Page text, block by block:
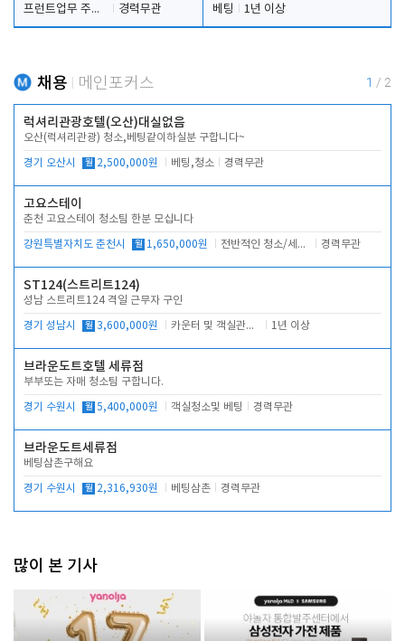
프런트업무 주간, 야간
경력무관
베팅
1년 이상
채용 메인포커스 1 / 2
럭셔리관광호텔(오산)대실없음
오산(럭셔리관광) 청소,베팅같이하실분 구합니다~
경기 오산시 월 2,500,000원 베팅,청소 경력무관
고요스테이
춘천 고요스테이 청소팀 한분 모십니다
강원특별자치도 춘천시 월 1,650,000원 전반적인 청소/세탁업무 경력무관
ST124(스트리트124)
성남 스트리트124 격일 근무자 구인
경기 성남시 월 3,600,000원 카운터 및 객실관리 전반 1년 이상
브라운도트호텔 세류점
부부또는 자매 청소팀 구합니다.
경기 수원시 월 5,400,000원 객실청소및 베팅 경력무관
브라운도트세류점
베팅삼촌구해요
경기 수원시 월 2,316,930원 베팅삼촌 경력무관
많이 본 기사